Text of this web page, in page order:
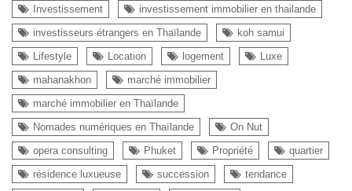
Investissement
investissement immobilier en thailande
investisseurs étrangers en Thaïlande
koh samui
Lifestyle
Location logement
Luxe
mahanakhon
marché immobilier
marché immobilier en Thaïlande
Nomades numériques en Thaïlande
On Nut
opera consulting
Phuket Propriété
quartier
résidence luxueuse
succession
tendance